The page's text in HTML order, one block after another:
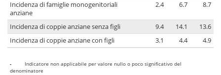
Incidenza di famiglie monogenitoriali
anziane
2.4 6.7 8.7
Incidenza di coppie anziane senza figli 9.4 14.1
13.6
Incidenza di coppie anziane con figli
3.1 4.4 4.9
-
Indicatore non applicabile per valore nullo o poco significativo del
denominatore